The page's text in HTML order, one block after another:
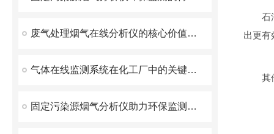
废气处理烟气在线分析仪的核心价值与未来
气体在线监测系统在化工厂中的关键应用及发展趋势
固定污染源烟气分析仪助力环保监测与工业减排
石
出更有
其